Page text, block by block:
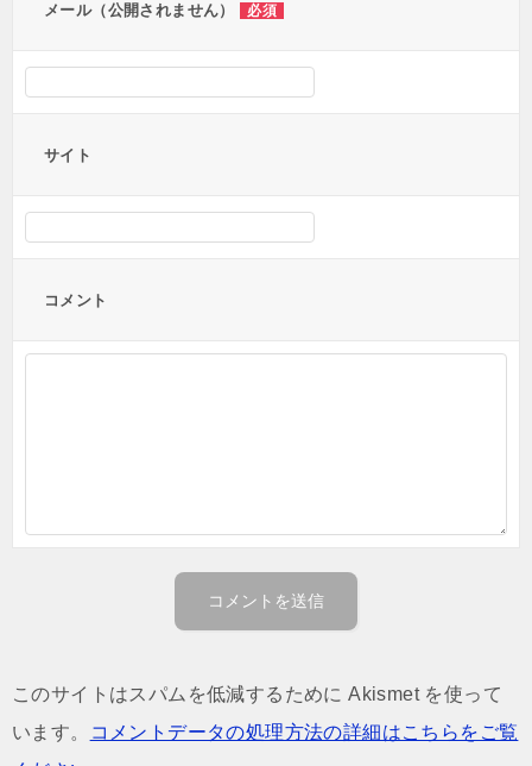
メール（公開されません） 必須
サイト
コメント
このサイトはスパムを低減するために Akismet を使って
います。
コメントデータの処理方法の詳細はこちらをご覧